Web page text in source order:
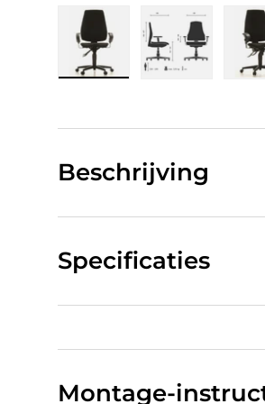
Beschrijving
Specificaties
Montage-